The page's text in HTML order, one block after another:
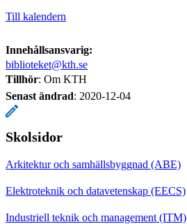
Till kalendern
Innehållsansvarig:
biblioteket@kth.se
Tillhör: Om KTH
Senast ändrad: 2020-12-04
Skolsidor
Arkitektur och samhällsbyggnad (ABE)
Elektroteknik och datavetenskap (EECS)
Industriell teknik och management (ITM)